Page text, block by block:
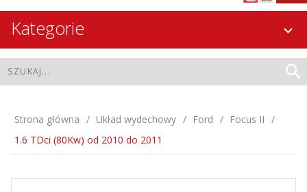
Kategorie
Strona główna Układ wydechowy Ford
Focus II
1.6 TDci (80Kw) od 2010 do 2011